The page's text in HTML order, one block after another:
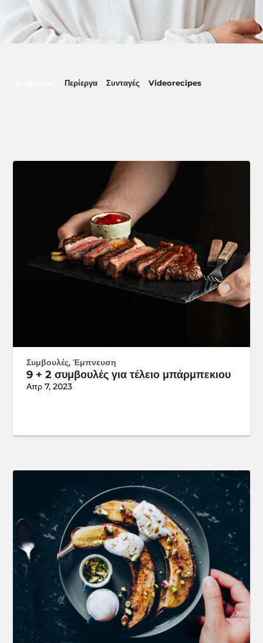
Περίεργα Συνταγές Videorecipes
Συμβουλές,Έμπνευση
9 + 2 συμβουλές για τέλειο μπάρμπεκιου
Απρ 7, 2023